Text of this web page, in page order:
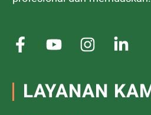
LAYANAN KAMI
Konversi KTI
Jasa Pra Cetak